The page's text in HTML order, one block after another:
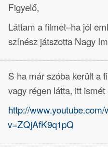
Figyelő,
Láttam a filmet–ha jól
színész játszotta Nagy
S ha már szóba került a
vagy régen látta, itt
http://www.youtube.com/
v=ZQjAfK9q1pQ